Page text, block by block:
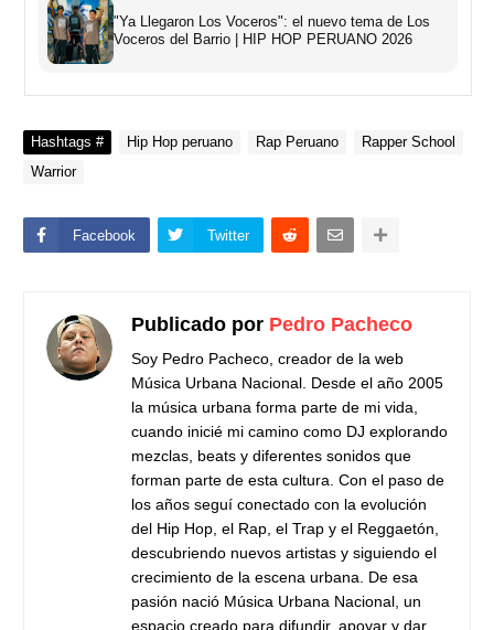
"Ya Llegaron Los Voceros": el nuevo tema de Los
Voceros del Barrio | HIP HOP PERUANO 2026
Hashtags # Hip Hop peruano Rap Peruano
Rapper School
Warrior
Facebook Twitter
Publicado por Pedro Pacheco
Soy Pedro Pacheco, creador de la web
Música Urbana Nacional. Desde el año 2005
la música urbana forma parte de mi vida,
cuando inicié mi camino como DJ explorando
mezclas, beats y diferentes sonidos que
forman parte de esta cultura. Con el paso de
los años seguí conectado con la evolución
del Hip Hop, el Rap, el Trap y el Reggaetón,
descubriendo nuevos artistas y siguiendo el
crecimiento de la escena urbana. De esa
pasión nació Música Urbana Nacional, un
espacio creado para difundir, apoyar y dar